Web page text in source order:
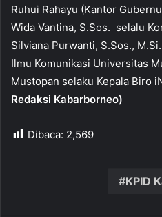
Ruhui Rahayu (Kantor
Wida Vantina, S.Sos. selalu
Silviana Purwanti, S.Sos.,
Ilmu Komunikasi Universitas
Mustopan selaku Kepala Biro
Redaksi Kabarborneo)
Dibaca: 2,569
KPID